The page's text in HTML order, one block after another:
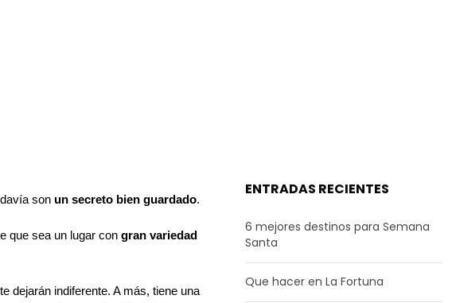
son un secreto bien guardado.
que sea un lugar con gran variedad
dejarán indiferente. A más, tiene una
ENTRADAS RECIENTES
6 mejores destinos para Semana
Santa
Que hacer en La Fortuna